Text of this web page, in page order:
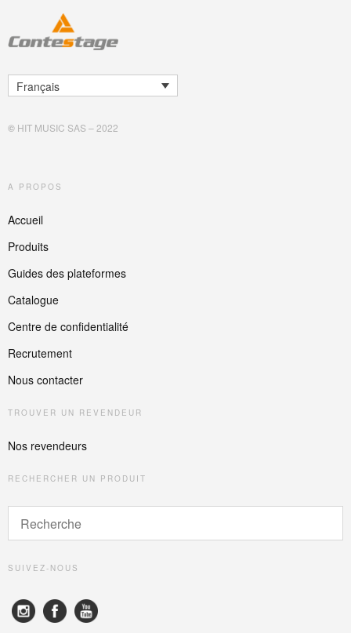
Français
© HIT MUSIC SAS – 2022
A PROPOS
Accueil
Produits
Guides des plateformes
Catalogue
Centre de confidentialité
Recrutement
Nous contacter
TROUVER UN REVENDEUR
Nos revendeurs
RECHERCHER UN PRODUIT
SUIVEZ-NOUS